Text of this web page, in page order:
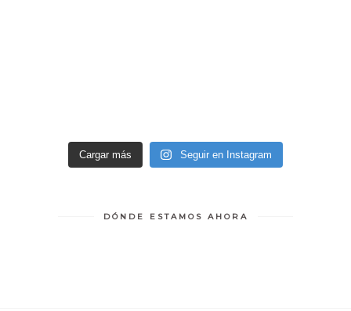
Cargar más Seguir en Instagram
DÓNDE ESTAMOS AHORA